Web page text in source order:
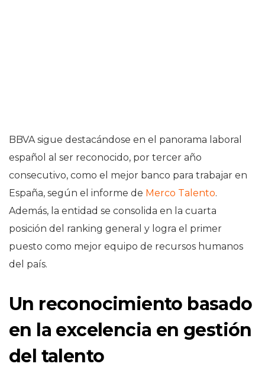
BBVA sigue destacándose en el panorama laboral
español al ser reconocido, por tercer año
consecutivo, como el mejor banco para trabajar en
España, según el informe de Merco Talento.
Además, la entidad se consolida en la cuarta
posición del ranking general y logra el primer
puesto como mejor equipo de recursos humanos
del país.
Un reconocimiento basado
en la excelencia en gestión
del talento